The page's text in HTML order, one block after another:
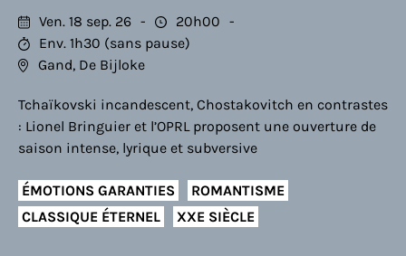
Ven. 18 sep. 26
20h00
Env. 1h30 (sans pause)
Gand, De Bijloke
Tchaïkovski incandescent, Chostakovitch en contrastes
: Lionel Bringuier et l’OPRL proposent une ouverture de
saison intense, lyrique et subversive
ÉMOTIONS GARANTIES
ROMANTISME
CLASSIQUE ÉTERNEL
XXE SIÈCLE